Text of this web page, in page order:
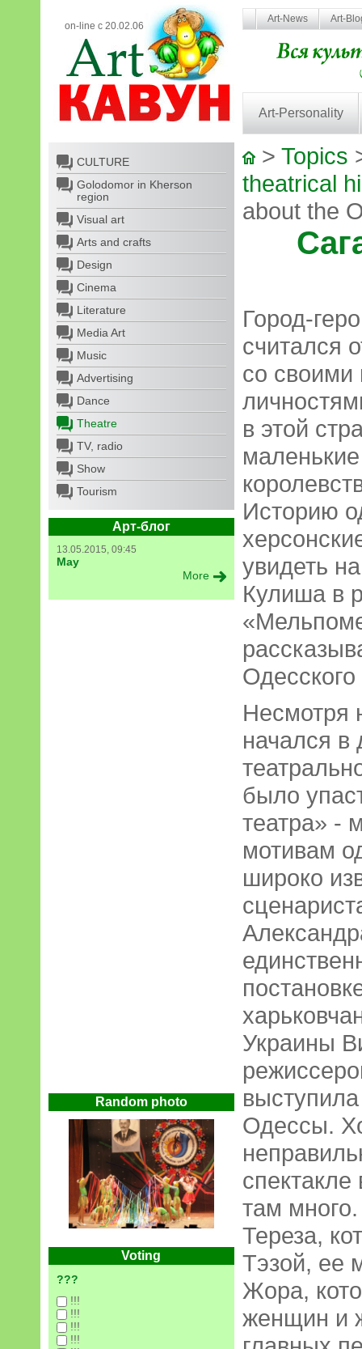
on-line с 20.02.06
Art-News Art-
Art-Personality
CULTURE
Golodomor in Kherson
region
Visual art
Arts and crafts
Design
Cinema
Literature
Media Art
Music
Advertising
Dance
Theatre
TV, radio
Show
Tourism
Арт-блог
13.05.2015, 09:45
May
More
Random photo
Voting
???
!!!
!!!
!!!
!!!
> Topics
theatrical
about the
Город-
считался
со своими
в этой
Историю
увидеть
Кулиша в
Несмотря
начался в
было
театра» -
мотивам
широко
Украины
Одессы.
там
Тереза,
Тэзой, ее
Жора,
женщин и